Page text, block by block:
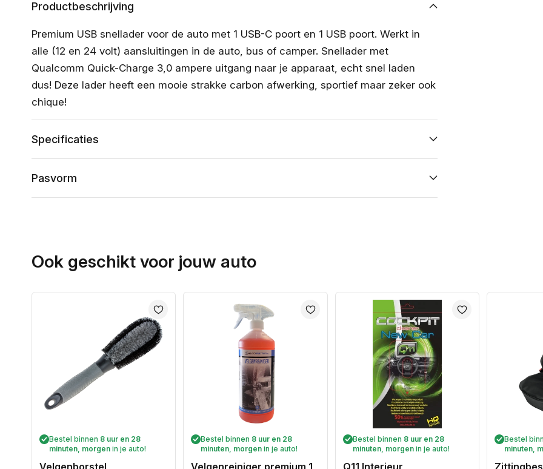
Productbeschrijving
Premium USB snellader voor de auto met 1 USB-C poort en 1 USB poort. Werkt in
alle (12 en 24 volt) aansluitingen in de auto, bus of camper. Snellader met
Qualcomm Quick-Charge 3,0 ampere uitgang naar je apparaat, echt snel laden
dus! Deze lader heeft een mooie strakke carbon afwerking, sportief maar zeker ook
chique!
Specificaties
Pasvorm
Ook geschikt voor jouw auto
Bestel binnen 8 uur en 28
minuten, morgen in je auto!
Bestel binnen 8 uur en 28
minuten, morgen in je auto!
Bestel binnen 8 uur en 28
minuten, morgenin je auto!
Bestel
minuten,